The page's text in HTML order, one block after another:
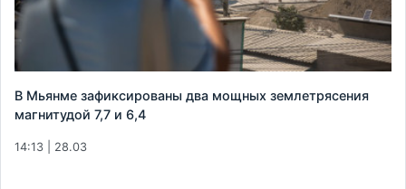
В Мьянме зафиксированы два мощных землетрясения
магнитудой 7,7 и 6,4
14:13 | 28.03